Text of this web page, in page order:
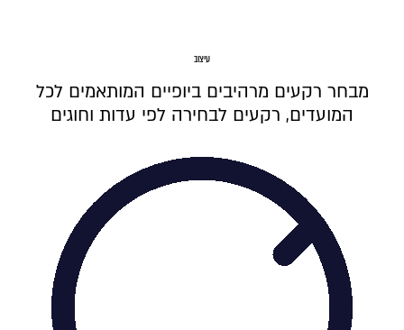
עיצוב
מבחר רקעים מרהיבים ביופיים המותאמים לכל
המועדים, רקעים לבחירה לפי עדות וחוגים